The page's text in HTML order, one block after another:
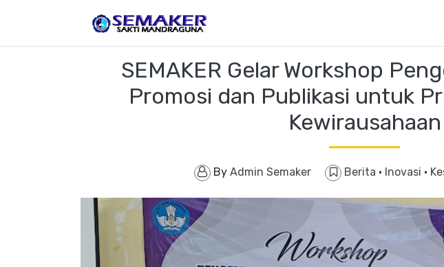
SEMAKER Gelar Workshop
Promosi dan Publikasi untuk
Kewirausahaan
By Admin Semaker Berita · Inovasi ·